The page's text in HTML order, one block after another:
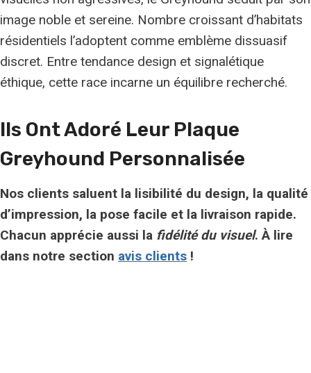
image noble et sereine. Nombre croissant d’habitats
résidentiels l’adoptent comme emblème dissuasif
discret. Entre tendance design et signalétique
éthique, cette race incarne un équilibre recherché.
Ils Ont Adoré Leur Plaque
Greyhound Personnalisée
Nos clients saluent la lisibilité du design, la qualité
d’impression, la pose facile et la livraison rapide.
Chacun apprécie aussi la fidélité du visuel. À lire
dans notre section avis clients !